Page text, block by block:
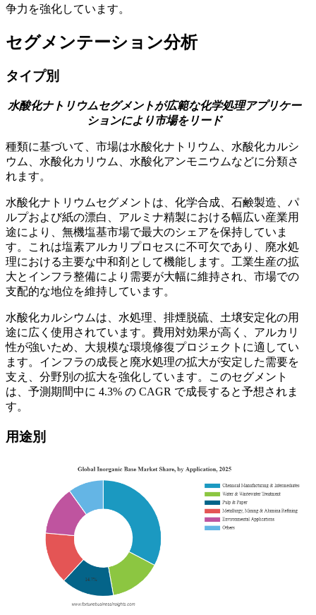
争力を強化しています。
セグメンテーション分析
タイプ別
水酸化ナトリウムセグメントが広範な化学処理アプリケー
ションにより市場をリード
種類に基づいて、市場は水酸化ナトリウム、水酸化カルシ
ウム、水酸化カリウム、水酸化アンモニウムなどに分類さ
れます。
水酸化ナトリウムセグメントは、化学合成、石鹸製造、パ
ルプおよび紙の漂白、アルミナ精製における幅広い産業用
途により、無機塩基市場で最大のシェアを保持していま
す。これは塩素アルカリプロセスに不可欠であり、廃水処
理における主要な中和剤として機能します。工業生産の拡
大とインフラ整備により需要が大幅に維持され、市場での
支配的な地位を維持しています。
水酸化カルシウムは、水処理、排煙脱硫、土壌安定化の用
途に広く使用されています。費用対効果が高く、アルカリ
性が強いため、大規模な環境修復プロジェクトに適してい
ます。インフラの成長と廃水処理の拡大が安定した需要を
支え、分野別の拡大を強化しています。このセグメント
は、予測期間中に 4.3% の CAGR で成長すると予想されま
す。
用途別